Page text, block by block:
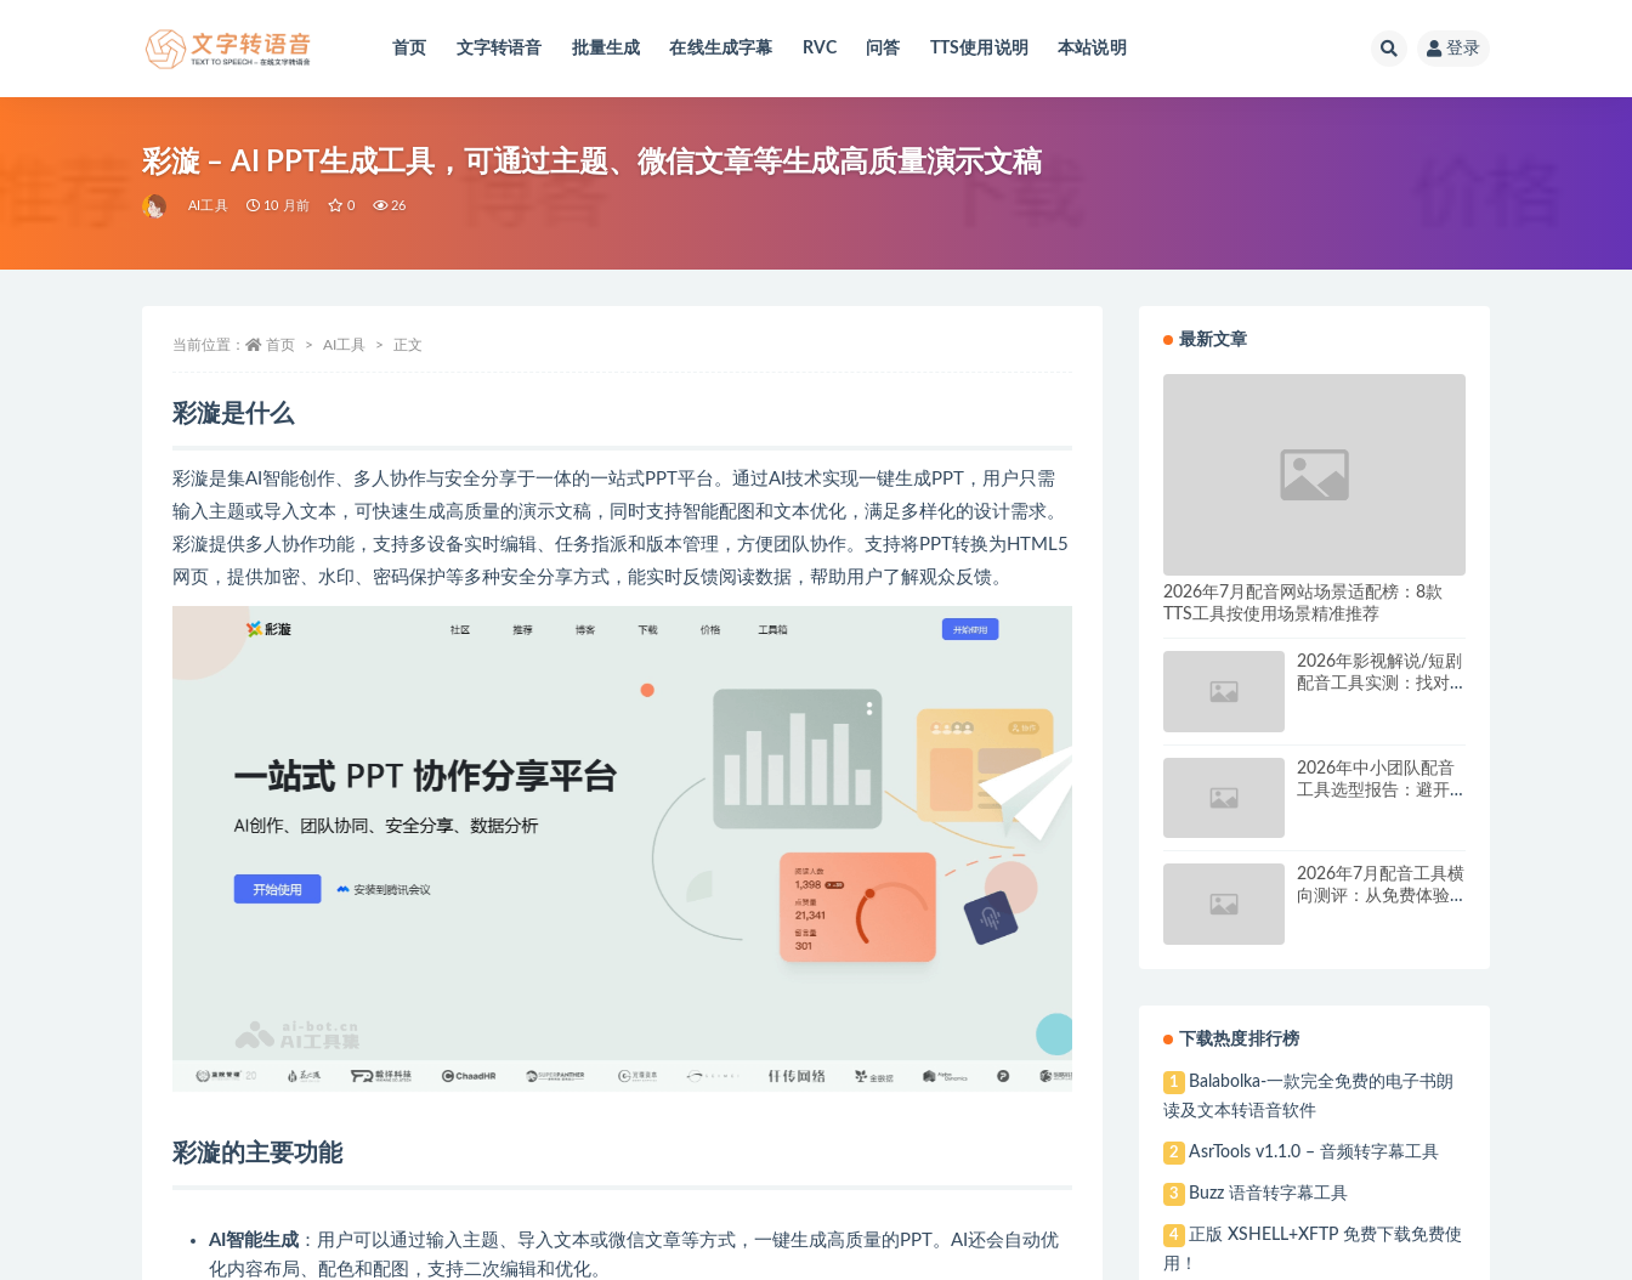
首页 文字转语音 批量生成 在线生成字幕 RVC 问答 TTS使用说明 本站说明 登录
彩漩 – AI PPT生成工具，可通过主题、微信文章等生成高质量演示文稿
AI工具 10 月前 0 26
当前位置： 首页 AI工具 正文
彩漩是什么
彩漩是集AI智能创作、多人协作与安全分享于一体的一站式PPT平台。通过AI技术实现一键生成PPT，用户只需
输入主题或导入文本，可快速生成高质量的演示文稿，同时支持智能配图和文本优化，满足多样化的设计需求。
彩漩提供多人协作功能，支持多设备实时编辑、任务指派和版本管理，方便团队协作。支持将PPT转换为HTML5
网页，提供加密、水印、密码保护等多种安全分享方式，能实时反馈阅读数据，帮助用户了解观众反馈。
彩漩的主要功能
AI智能生成 ：用户可以通过输入主题、导入文本或微信文章等方式，一键生成高质量的PPT。AI还会自动优
化内容布局、配色和配图，支持二次编辑和优化。
最新文章
2026年7月配音网站场景适配榜：8款
TTS工具按使用场景精准推荐
2026年影视解说/短剧
配音工具实测：找对
2026年中小团队配音
工具选型报告：避开
2026年7月配音工具横
向测评：从免费体验
下载热度排行榜
1
Balabolka-一款完全免费的电子书朗
读及文本转语音软件
2 AsrTools v1.1.0 – 音频转字幕工具
3 Buzz 语音转字幕工具
4
正版 XSHELL+XFTP 免费下载免费使
用！